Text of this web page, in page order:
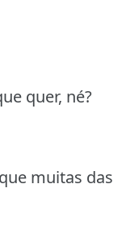
quer, né?
muitas das